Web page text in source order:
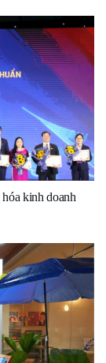
kinh doanh